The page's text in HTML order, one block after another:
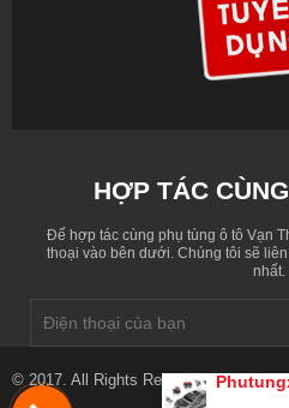
HỢP TÁC
Để hợp tác cùng phụ tùng ô tô Vạn
thoại vào bên dưới. Chúng tôi sẽ
nhất.
© 2017. All Rights Reserved.